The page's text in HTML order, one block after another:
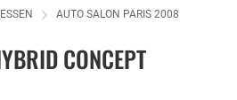
AUTO SALON PARIS 2008
CONCEPT